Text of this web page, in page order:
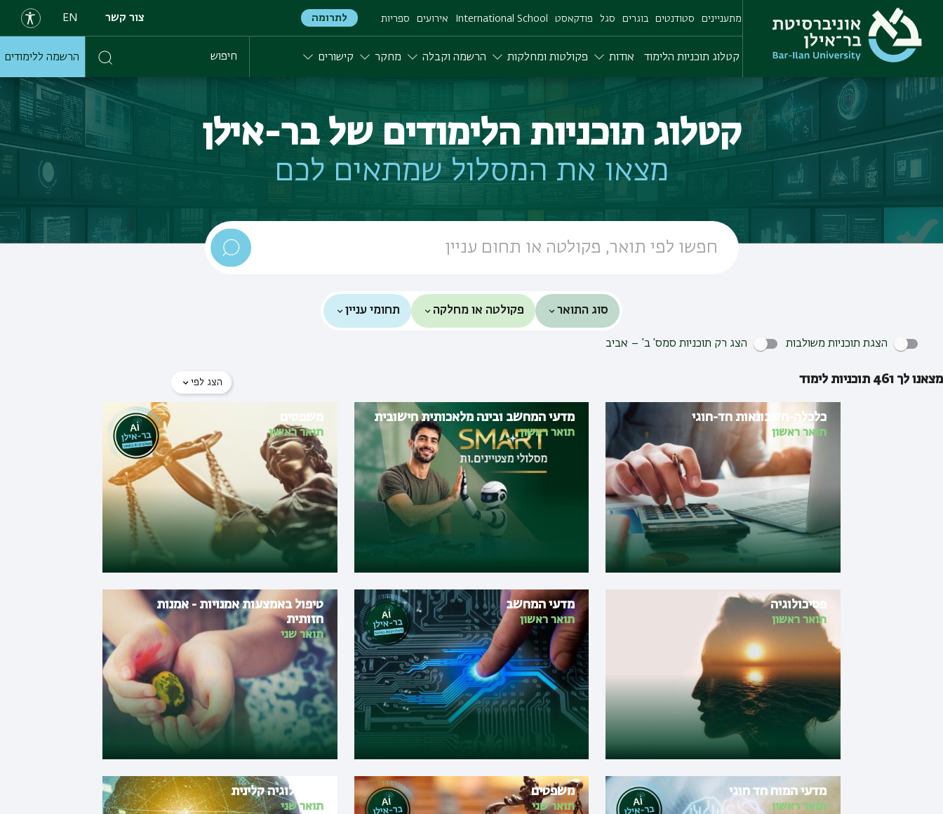
content
מתעניינים סטודנטים בוגרים סגל פודקאסט International School אירועים ספריות לתרומה צור קשר EN
קטלוג תוכניות הלימוד אודות פקולטות ומחלקות הרשמה וקבלה מחקר קישורים הרשמה ללימודים
קטלוג תוכניות הלימודים של בר-אילן
מצאו את המסלול שמתאים לכם
סוג התואר פקולטה או מחלקה תחומי עניין
הצגת תוכניות משולבות הצג רק תוכניות סמס’ ב’ – אביב
מצאנו לך 461 תוכניות לימוד הצג לפי
כלכלה-חשבונאות חד-חוגי
תואר ראשון
מדעי המחשב ובינה מלאכותית חישובית
תואר ראשון
משפטים
תואר ראשון
פסיכולוגיה
תואר ראשון
מדעי המחשב
תואר ראשון
טיפול באמצעות אמנויות - אמנות
חזותית
תואר שני
מדעי המוח חד חוגי
תואר ראשון
משפטים
תואר שני
פסיכולוגיה קלינית
תואר שני